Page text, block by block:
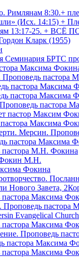
Римлянам 8:30.+
(Исх. 14:15) +
13:17-25. +
Кларк (1955)
Семинария
Максима
Проповедь пастора
пастора Максима
пастора Максима
пастора
пастор Максим
Максима
Мерсин.
пастора Максима
пастора М.Н. Фокина
Фокин М.Н.
Фокина
Нового Завета,
Максима
пастора
Evangelical
Максима
Проповедь
пастора Максима
Максима